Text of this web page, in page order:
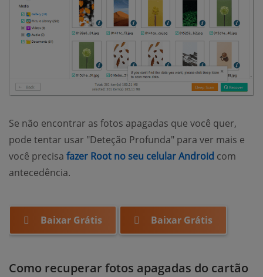
Se não encontrar as fotos apagadas que você quer,
pode tentar usar "Deteção Profunda" para ver mais e
você precisa fazer Root no seu celular Android com
antecedência.
Baixar Grátis Baixar Grátis
Como recuperar fotos apagadas do cartão